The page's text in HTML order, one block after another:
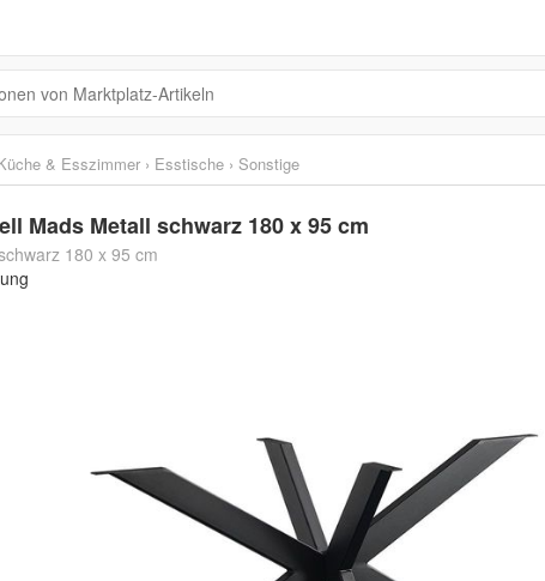
& Esszimmer › Esstische › Sonstige
Mads Metall schwarz 180 x 95 cm
180 x 95 cm